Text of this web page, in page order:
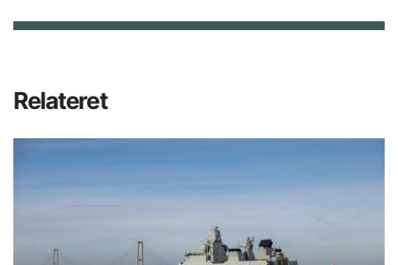
Relateret